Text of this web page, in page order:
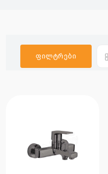
ფილტრები